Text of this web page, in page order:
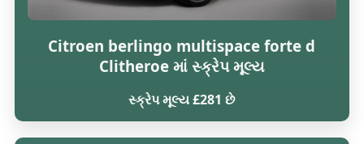
Citroen berlingo multispace forte d
Clitheroe માં સ્ક્રેપ મૂલ્ય
સ્ક્રેપ મૂલ્ય £281 છે